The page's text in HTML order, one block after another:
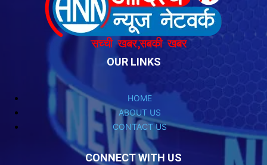
OUR LINKS
HOME
ABOUT US
CONTACT US
CONNECT WITH US